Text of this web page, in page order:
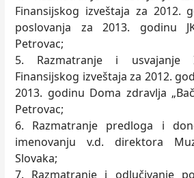
Finansijskog izveštaja za 2012.
poslovanja za 2013. godinu
Petrovac;
5. Razmatranje i usvajanje
Finansijskog izveštaja za 2012.
2013. godinu Doma zdravlja
Petrovac;
6. Razmatranje predloga i
imenovanju v.d. direktora
Slovaka;
7. Razmatranje i odlučivanje